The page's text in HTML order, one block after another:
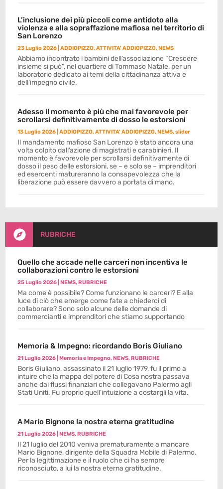
L’inclusione dei più piccoli come antidoto alla
violenza e alla sopraffazione mafiosa nel territorio di
San Lorenzo
23 Luglio 2026 |ADDIOPIZZO,ATTIVITA' ADDIOPIZZO,NEWS
Abbiamo incontrato i bambini dell’associazione “Crescere
insieme si può”, nel quartiere di Tommaso Natale, per un
laboratorio dedicato ai temi della cittadinanza attiva e
dell’impegno civile.
Adesso il momento è più che mai favorevole per
scrollarsi definitivamente di dosso le estorsioni
13 Luglio 2026 |ADDIOPIZZO,ATTIVITA' ADDIOPIZZO,NEWS,slider
Il mandamento mafioso San Lorenzo è stato ancora una
volta colpito dall’azione di magistrati e carabinieri. Il
momento è favorevole per scrollarsi definitivamente di
dosso il peso delle estorsioni, se – e solo se – imprenditori
ed esercenti matureranno la consapevolezza che la
liberazione può essere davvero a portata di mano.
 RUBRICHE
Quello che accade nelle carceri non incentiva le
collaborazioni contro le estorsioni
25 Luglio 2026 |NEWS,RUBRICHE
Ma come è possibile? Come funzionano le carceri? E alla
luce di ciò che emerge come fate a chiederci di
collaborare? Sono solo alcune delle domande di
commercianti e imprenditori che stiamo supportando
Memoria & Impegno: ricordando Boris Giuliano
21 Luglio 2026 |Memoria e Impegno,NEWS,RUBRICHE
Boris Giuliano, assassinato il 21 luglio 1979, fu il primo a
intuire che la mappa del potere di Cosa nostra passava
anche dai flussi finanziari che collegavano Palermo agli
Stati Uniti. Fu proprio quell’intuizione a costargli la vita.
A Mario Bignone la nostra eterna gratitudine
21 Luglio 2026 |NEWS,RUBRICHE
Il 21 luglio del 2010 veniva prematuramente a mancare
Mario Bignone, dirigente della Squadra Mobile di Palermo.
Per la legittimazione e il ruolo che ci ha sempre
riconosciuto, a lui la nostra eterna gratitudine.